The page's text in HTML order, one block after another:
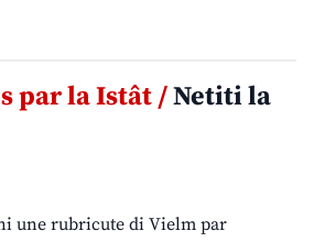
par la Istât /Netiti la
une rubricute di Vielm par